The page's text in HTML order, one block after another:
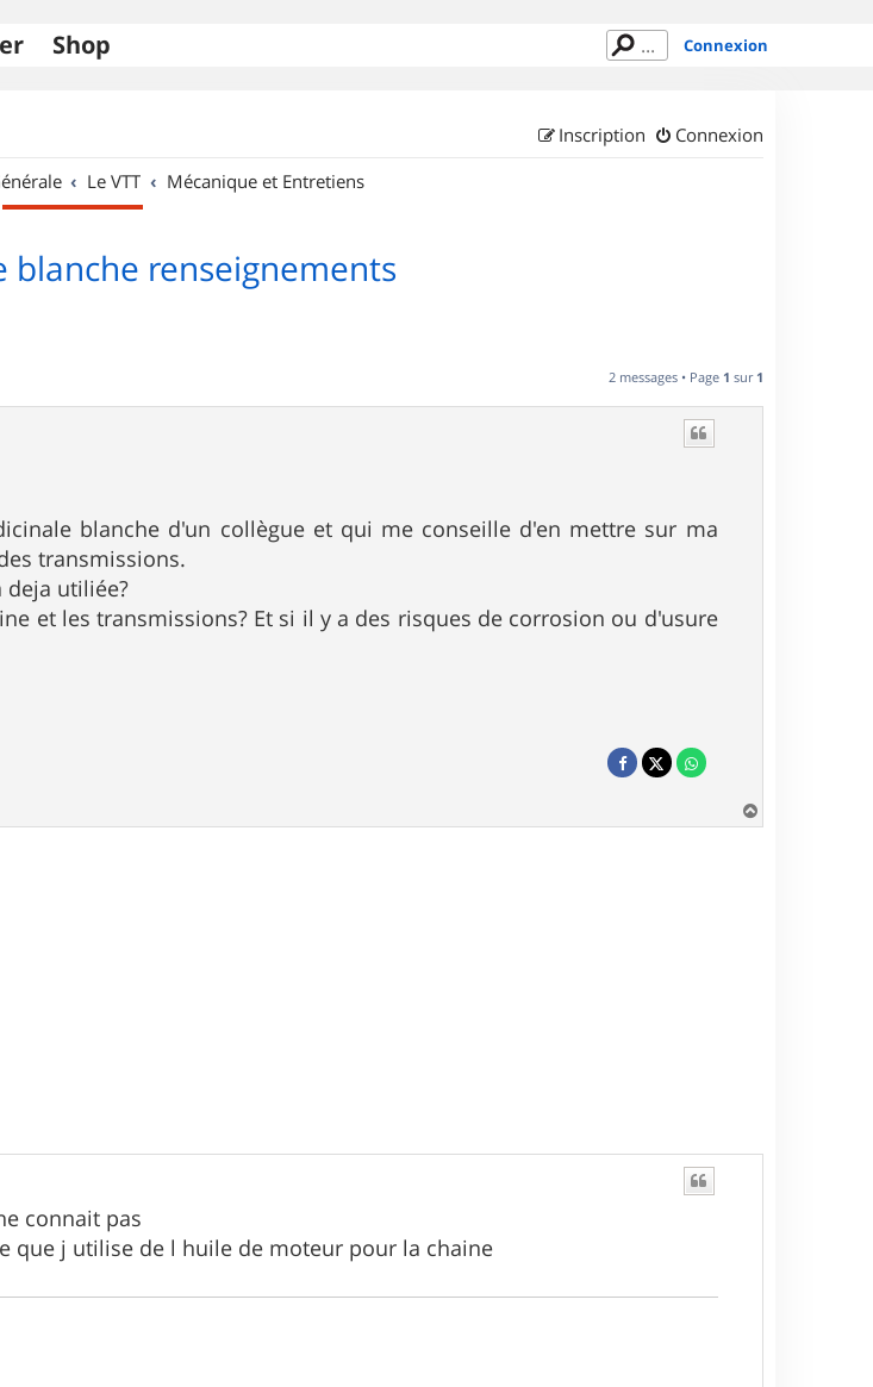
Shop Connexion
Connexion
Inscription
Le VTT Mécanique et Entretiens
blanche renseignements
2 messages • Page 1 sur 1
blanche d'un collègue et qui me conseille d'en mettre sur ma
transmissions.
deja utiliée?
et les transmissions? Et si il y a des risques de corrosion ou d'usure
a
connait pas
que j utilise de l huile de moteur pour la chaine